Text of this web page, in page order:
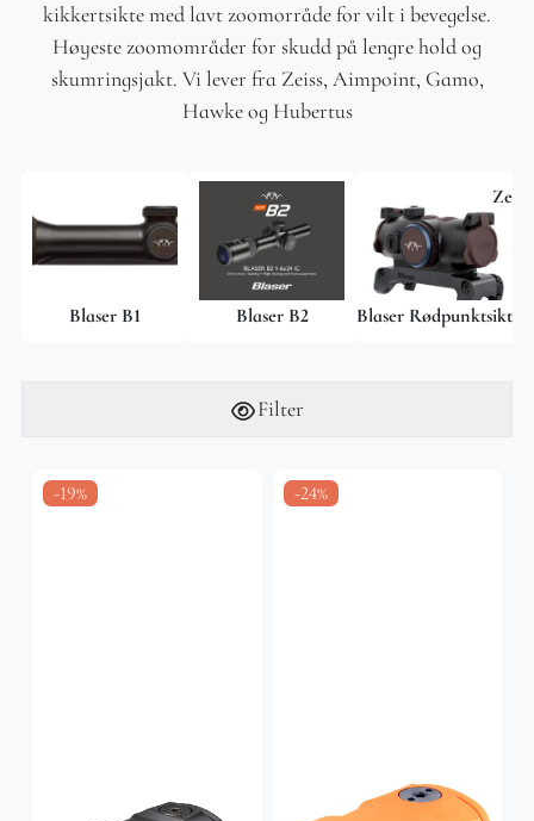
kikkertsikte med lavt zoomorråde for vilt i bevegelse.
Høyeste zoomområder for skudd på lengre hold og
skumringsjakt. Vi lever fra Zeiss, Aimpoint, Gamo,
Hawke og Hubertus
Blaser B1 Blaser B2 Blaser Rødpunktsikte
Filter
-19% -24%